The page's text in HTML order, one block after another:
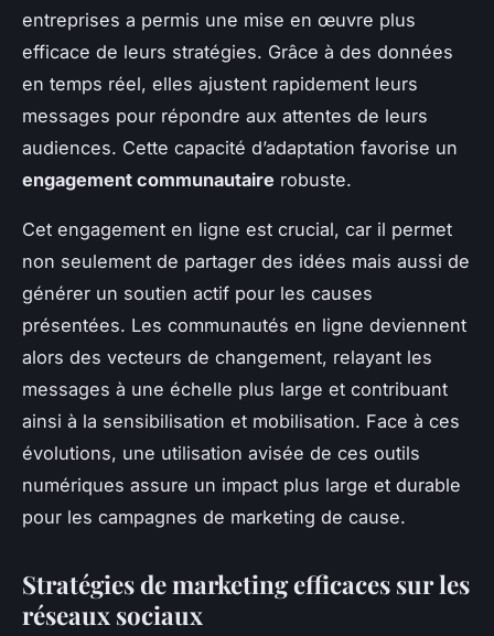
entreprises a permis une mise en œuvre plus
efficace de leurs stratégies. Grâce à des données
en temps réel, elles ajustent rapidement leurs
messages pour répondre aux attentes de leurs
audiences. Cette capacité d’adaptation favorise un
engagement communautaire robuste.
Cet engagement en ligne est crucial, car il permet
non seulement de partager des idées mais aussi de
générer un soutien actif pour les causes
présentées. Les communautés en ligne deviennent
alors des vecteurs de changement, relayant les
messages à une échelle plus large et contribuant
ainsi à la sensibilisation et mobilisation. Face à ces
évolutions, une utilisation avisée de ces outils
numériques assure un impact plus large et durable
pour les campagnes de marketing de cause.
Stratégies de marketing efficaces sur les
réseaux sociaux